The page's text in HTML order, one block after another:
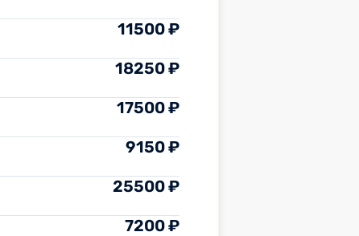
11500 ₽
18250 ₽
17500 ₽
9150 ₽
25500 ₽
7200 ₽